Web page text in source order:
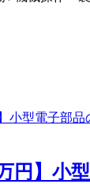
円】小